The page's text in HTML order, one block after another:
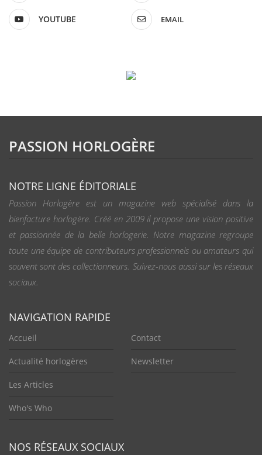
YOUTUBE EMAIL
PASSION HORLOGÈRE
NOTRE LIGNE ÉDITORIALE
Passion Horlogère est un magazine web spécialisé dans la
bienfacture horlogère. Créé en 2009 il propose une vision positive
et passionnée de la belle horlogerie. Notre magazine regroupe
toute une équipe de contributeurs professionnels ou amateurs qui
souvent sont des collectionneurs. Suivez-nous aussi sur les réseaux
sociaux.
NAVIGATION RAPIDE
Accueil
Actualité horlogères
Les Articles
Who's Who
Contact
Newsletter
NOS RÉSEAUX SOCIAUX